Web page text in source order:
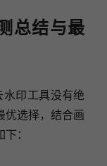
总结与最
印工具没有绝
优选择，结合画
：